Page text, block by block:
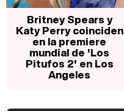
Britney Spears y
Katy Perry coinciden
en la premiere
mundial de 'Los
Pitufos 2' en Los
Angeles